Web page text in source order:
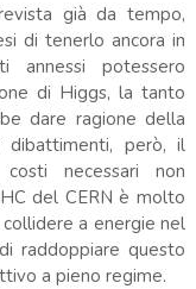
già da tempo,
di tenerlo ancora in
potessero
di Higgs, la tanto
dare ragione della
però, il
necessari non
del CERN è molto
a energie nel
raddoppiare questo
a pieno regime.